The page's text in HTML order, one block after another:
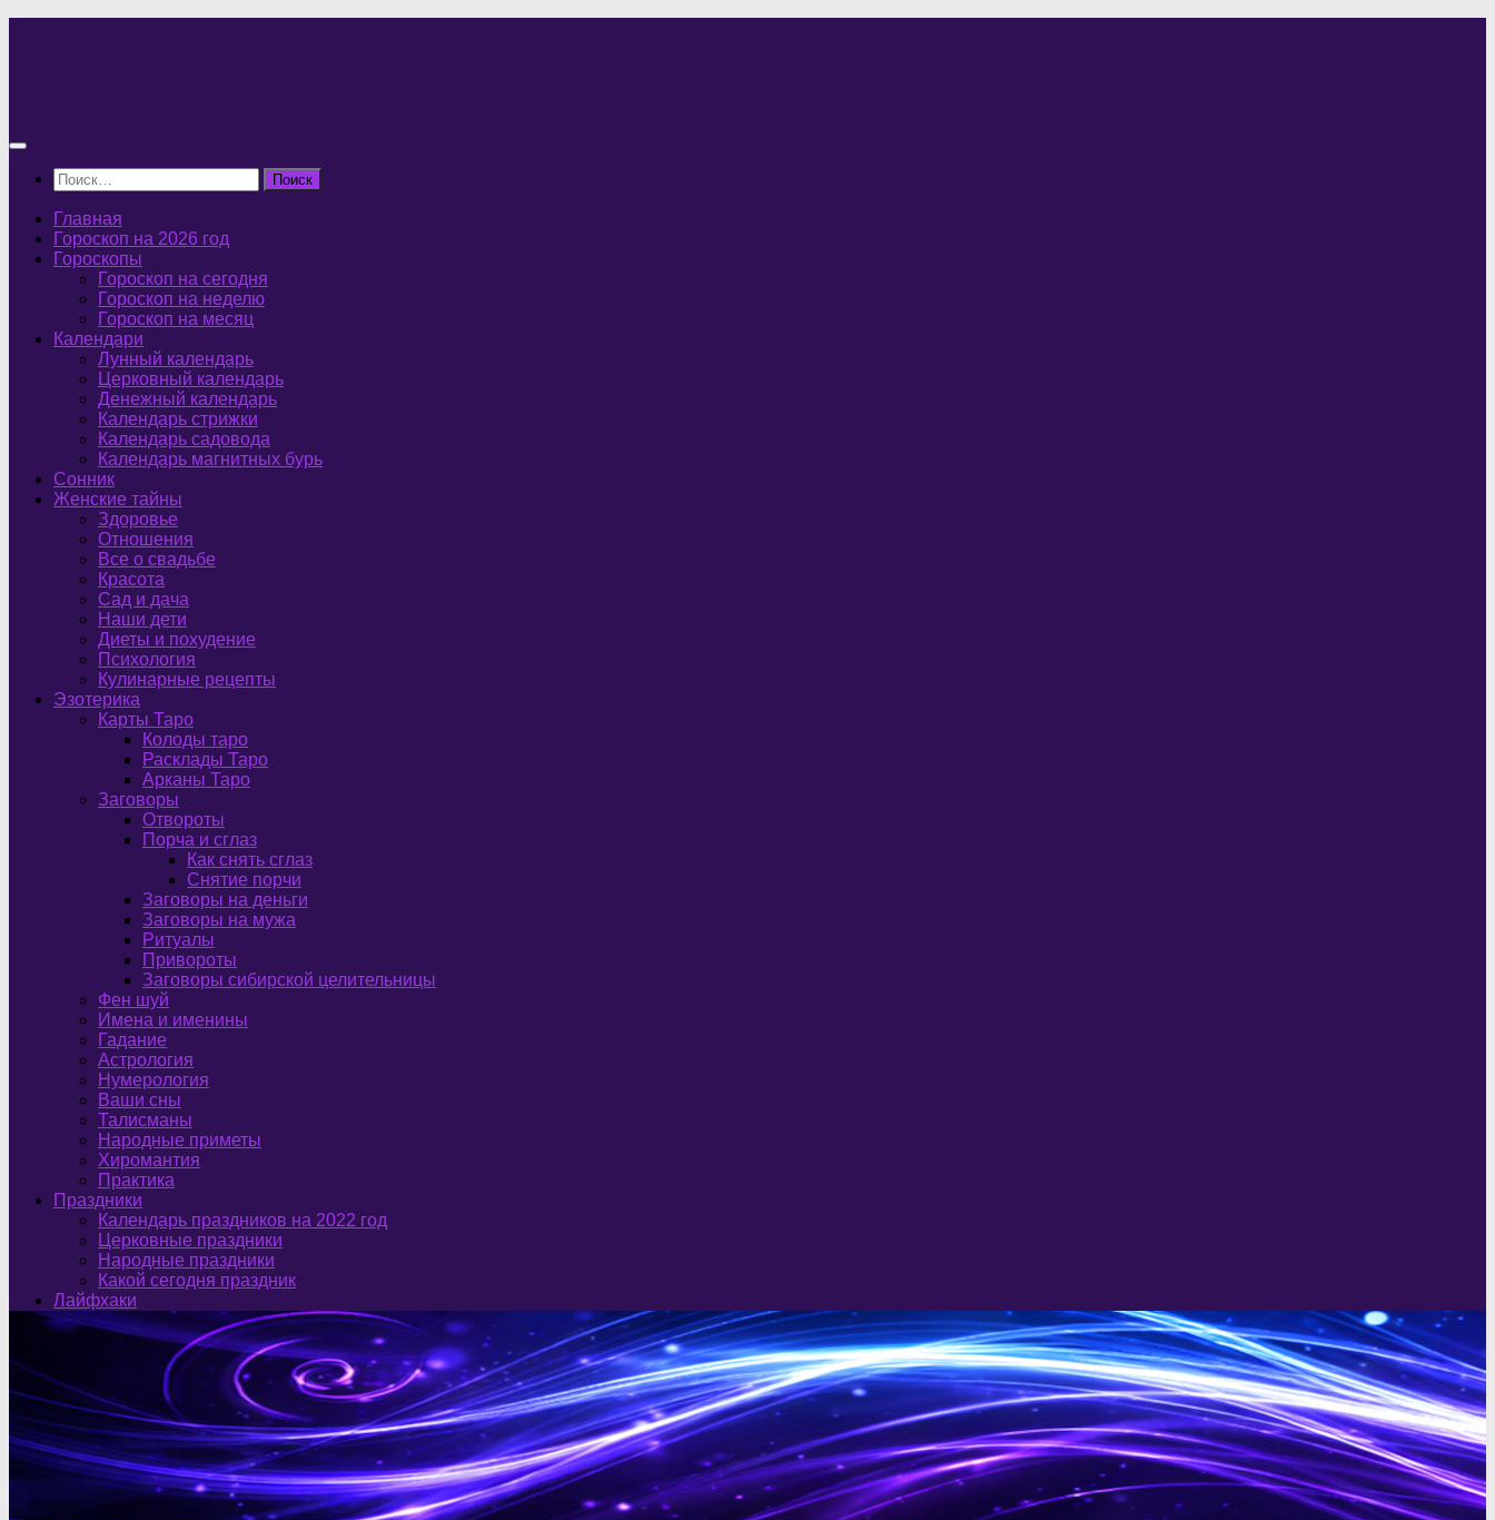
Найти:
Главная
Гороскоп на 2026 год
Гороскопы
Гороскоп на сегодня
Гороскоп на неделю
Гороскоп на месяц
Календари
Лунный календарь
Церковный календарь
Денежный календарь
Календарь стрижки
Календарь садовода
Календарь магнитных бурь
Сонник
Женские тайны
Здоровье
Отношения
Все о свадьбе
Красота
Сад и дача
Наши дети
Диеты и похудение
Психология
Кулинарные рецепты
Эзотерика
Карты Таро
Колоды таро
Расклады Таро
Арканы Таро
Заговоры
Отвороты
Порча и сглаз
Как снять сглаз
Снятие порчи
Заговоры на деньги
Заговоры на мужа
Ритуалы
Привороты
Заговоры сибирской целительницы
Фен шуй
Имена и именины
Гадание
Астрология
Нумерология
Ваши сны
Талисманы
Народные приметы
Хиромантия
Практика
Праздники
Календарь праздников на 2022 год
Церковные праздники
Народные праздники
Какой сегодня праздник
Лайфхаки